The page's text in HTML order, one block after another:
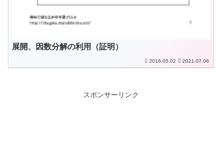
展開、因数分解の利用（証明）
2016.05.02 2021.07.06
スポンサーリンク